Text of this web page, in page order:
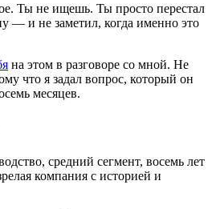
Ты не ищешь. Ты просто перестал
— и не заметил, когда именно это
на этом в разговоре со мной. Не
что я задал вопрос, который он
месяцев.
средний сегмент, восемь лет
компания с историей и